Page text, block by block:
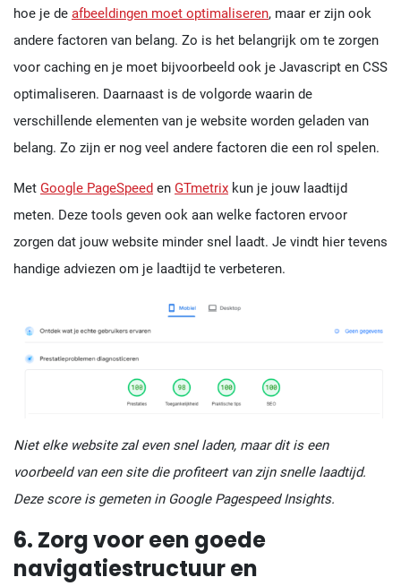
hoe je de afbeeldingen moet optimaliseren, maar er zijn ook
andere factoren van belang. Zo is het belangrijk om te zorgen
voor caching en je moet bijvoorbeeld ook je Javascript en CSS
optimaliseren. Daarnaast is de volgorde waarin de
verschillende elementen van je website worden geladen van
belang. Zo zijn er nog veel andere factoren die een rol spelen.
Met Google PageSpeed en GTmetrix kun je jouw laadtijd
meten. Deze tools geven ook aan welke factoren ervoor
zorgen dat jouw website minder snel laadt. Je vindt hier tevens
handige adviezen om je laadtijd te verbeteren.
Niet elke website zal even snel laden, maar dit is een
voorbeeld van een site die profiteert van zijn snelle laadtijd.
Deze score is gemeten in Google Pagespeed Insights.
6. Zorg voor een goede
navigatiestructuur en